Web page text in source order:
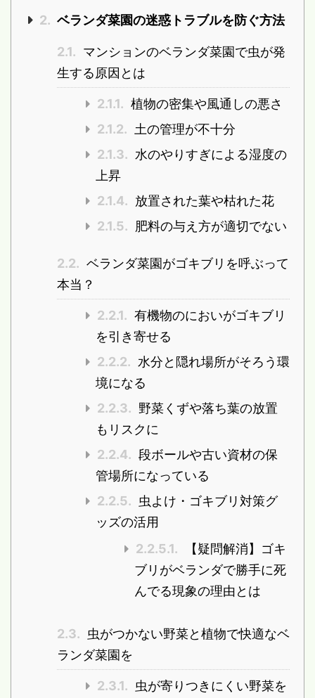
2. ベランダ菜園の迷惑トラブルを防ぐ方法
2.1. マンションのベランダ菜園で虫が発
生する原因とは
2.1.1. 植物の密集や風通しの悪さ
2.1.2.
土の管理が不十分
2.1.3. 水のやりすぎによる湿度の
上昇
2.1.4. 放置された葉や枯れた花
2.1.5.
肥料の与え方が適切でない
2.2. ベランダ菜園がゴキブリを呼ぶって
本当？
2.2.1. 有機物のにおいがゴキブリ
を引き寄せる
2.2.2. 水分と隠れ場所がそろう環
境になる
2.2.3. 野菜くずや落ち葉の放置
もリスクに
2.2.4. 段ボールや古い資材の保
管場所になっている
2.2.5. 虫よけ・ゴキブリ対策グ
ッズの活用
2.2.5.1.
【疑問解消】ゴキ
ブリがベランダで勝手に死
んでる現象の理由とは
2.3. 虫がつかない野菜と植物で快適なベ
ランダ菜園を
2.3.1. 虫が寄りつきにくい野菜を